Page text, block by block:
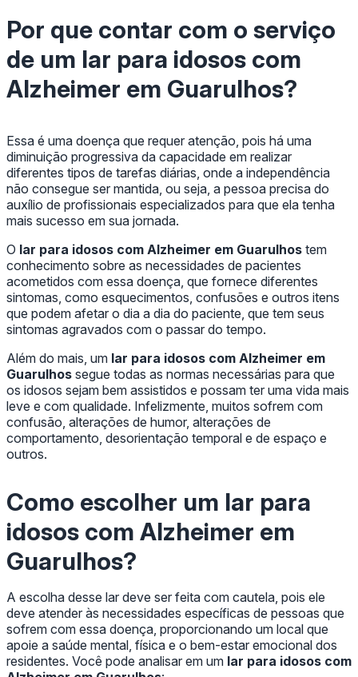
Por que contar com o serviço
de um lar para idosos com
Alzheimer em Guarulhos?
Essa é uma doença que requer atenção, pois há uma
diminuição progressiva da capacidade em realizar
diferentes tipos de tarefas diárias, onde a independência
não consegue ser mantida, ou seja, a pessoa precisa do
auxílio de profissionais especializados para que ela tenha
mais sucesso em sua jornada.
O lar para idosos com Alzheimer em Guarulhos tem
conhecimento sobre as necessidades de pacientes
acometidos com essa doença, que fornece diferentes
sintomas, como esquecimentos, confusões e outros itens
que podem afetar o dia a dia do paciente, que tem seus
sintomas agravados com o passar do tempo.
Além do mais, um lar para idosos com Alzheimer em
Guarulhos segue todas as normas necessárias para que
os idosos sejam bem assistidos e possam ter uma vida mais
leve e com qualidade. Infelizmente, muitos sofrem com
confusão, alterações de humor, alterações de
comportamento, desorientação temporal e de espaço e
outros.
Como escolher um lar para
idosos com Alzheimer em
Guarulhos?
A escolha desse lar deve ser feita com cautela, pois ele
deve atender às necessidades específicas de pessoas que
sofrem com essa doença, proporcionando um local que
apoie a saúde mental, física e o bem-estar emocional dos
residentes. Você pode analisar em um lar para idosos com